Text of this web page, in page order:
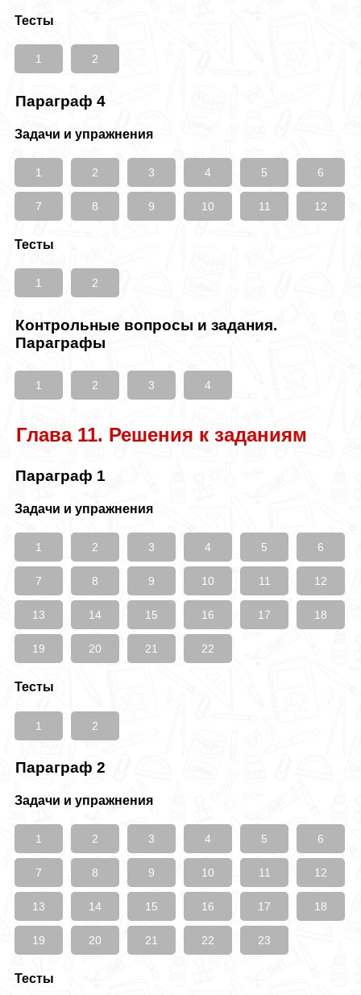
Тесты
1 2
Параграф 4
Задачи и упражнения
1 2 3 4 5 6
7 8 9 10 11 12
Тесты
1 2
Контрольные вопросы и задания.
Параграфы
1 2 3 4
Глава 11. Решения к заданиям
Параграф 1
Задачи и упражнения
1 2 3 4 5 6
7 8 9 10 11 12
13 14 15 16 17 18
19 20 21 22
Тесты
1 2
Параграф 2
Задачи и упражнения
1 2 3 4 5 6
7 8 9 10 11 12
13 14 15 16 17 18
19 20 21 22 23
Тесты